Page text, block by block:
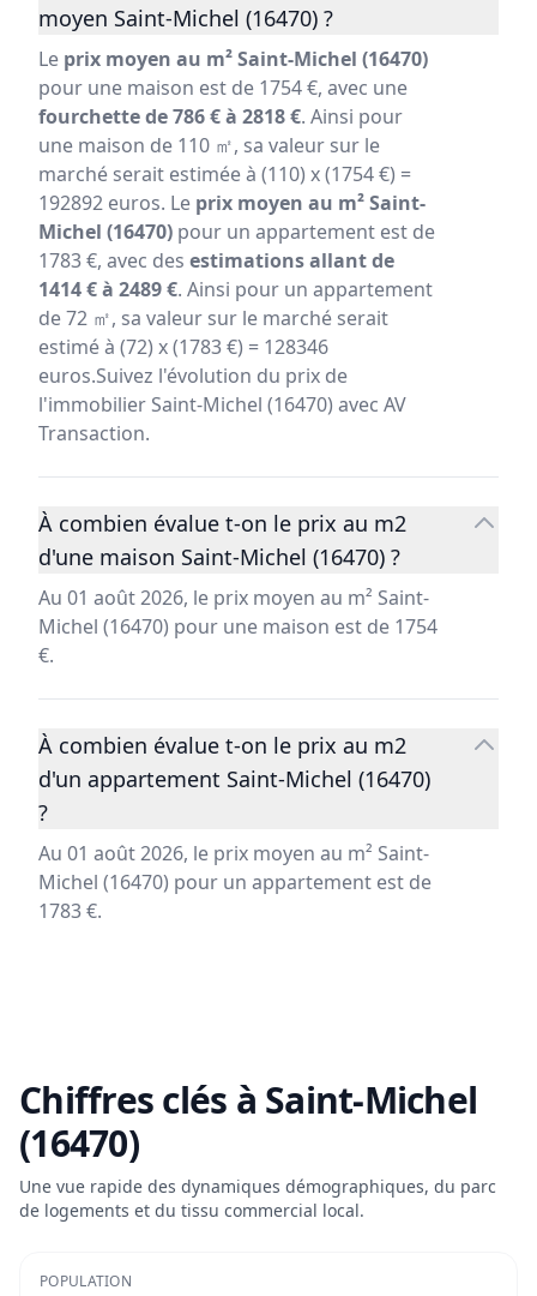
moyen Saint-Michel (16470) ?
Le prix moyen au m² Saint-Michel (16470)
pour une maison est de 1754 €, avec une
fourchette de 786 € à 2818 €. Ainsi pour
une maison de 110 ㎡, sa valeur sur le
marché serait estimée à (110) x (1754 €) =
192892 euros. Le prix moyen au m² Saint-
Michel (16470) pour un appartement est de
1783 €, avec des estimations allant de
1414 € à 2489 €. Ainsi pour un appartement
de 72 ㎡, sa valeur sur le marché serait
estimé à (72) x (1783 €) = 128346
euros.Suivez l'évolution du prix de
l'immobilier Saint-Michel (16470) avec AV
Transaction.
À combien évalue t-on le prix au m2
d'une maison Saint-Michel (16470) ?
Au 01 août 2026, le prix moyen au m² Saint-
Michel (16470) pour une maison est de 1754
€.
À combien évalue t-on le prix au m2
d'un appartement Saint-Michel (16470)
?
Au 01 août 2026, le prix moyen au m² Saint-
Michel (16470) pour un appartement est de
1783 €.
Chiffres clés à Saint-Michel
(16470)
Une vue rapide des dynamiques démographiques, du parc
de logements et du tissu commercial local.
POPULATION